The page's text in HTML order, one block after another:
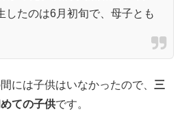
したのは6月初旬で、母子とも
には子供はいなかったので、 三
ての子供です。